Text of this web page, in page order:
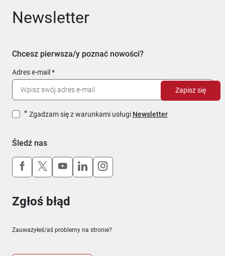
Newsletter
Chcesz pierwsza/y poznać nowości?
Adres e-mail
Zgadzam się z warunkami usługi Newsletter
Zapisz się
Śledź nas
Uwaga, link otworzy się w nowym oknie
Uwaga, link otworzy się w nowym oknie
Uwaga, link otworzy się w nowym
Uwaga, link otworzy się w
Uwaga, link otworzy się w
Zgłoś błąd
Zauważyłeś/aś problemy na stronie?